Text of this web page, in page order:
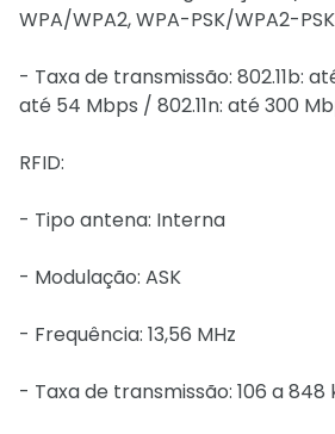
WPA/WPA2, WPA-PSK/WPA2-PSK
- Taxa de transmissão: 802.11b:
até 54 Mbps / 802.11n: até 300
RFID:
- Tipo antena: Interna
- Modulação: ASK
- Frequência: 13,56 MHz
- Taxa de transmissão: 106 a 848